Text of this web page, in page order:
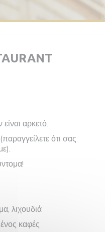
αρκετό.
ότι σας
λιχουδιά
καφές